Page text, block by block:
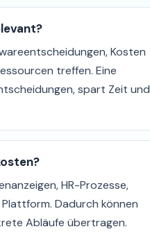
Kosten
treffen. Eine
spart Zeit und
HR-Prozesse,
Dadurch können
Abläufe übertragen.